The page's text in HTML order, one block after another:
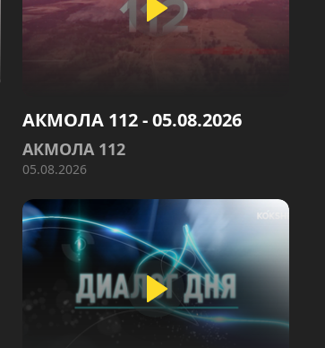
АКМОЛА 112 - 05.08.2026
АКМОЛА 112
05.08.2026